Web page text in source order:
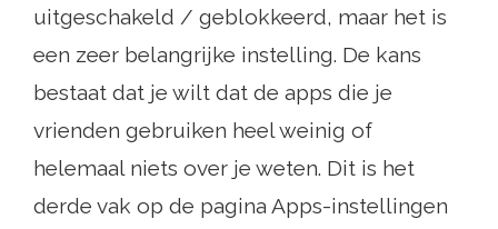
uitgeschakeld / geblokkeerd, maar het is
een zeer belangrijke instelling. De kans
bestaat dat je wilt dat de apps die je
vrienden gebruiken heel weinig of
helemaal niets over je weten. Dit is het
derde vak op de pagina Apps-instellingen